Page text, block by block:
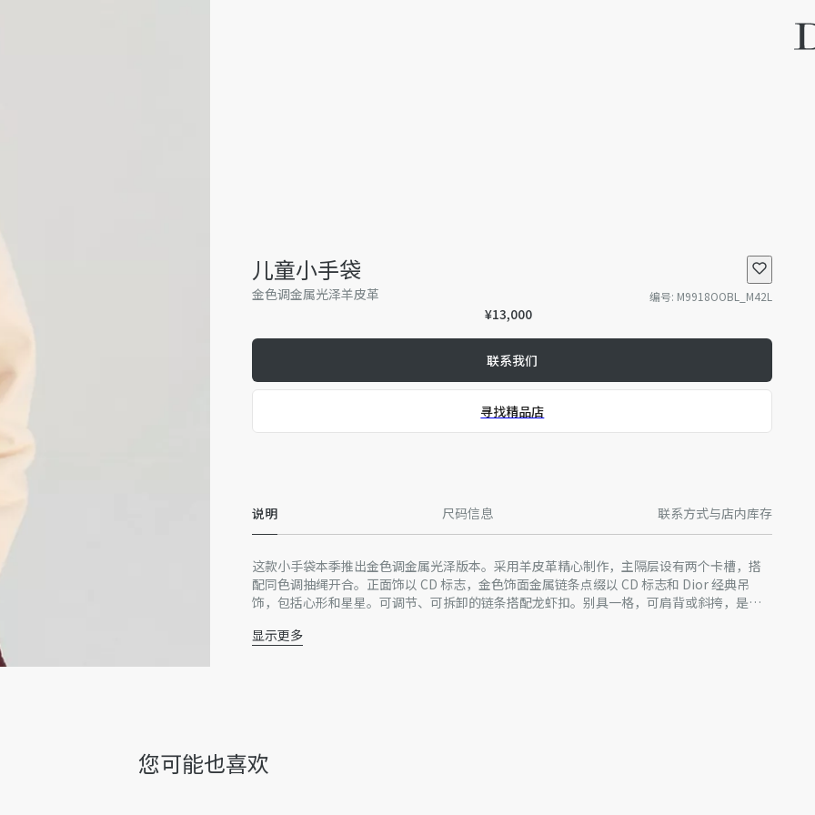
儿童小手袋
金色调金属光泽羊皮革 编号: M9918OOBL_M42L
¥13,000
联系我们
寻找精品店
说明 尺码信息 联系方式与店内库存
这款小手袋本季推出金色调金属光泽版本。采用羊皮革精心制作，主隔层设有两个卡槽，搭
配同色调抽绳开合。正面饰以 CD 标志，金色饰面金属链条点缀以 CD 标志和 Dior 经典吊
饰，包括心形和星星。可调节、可拆卸的链条搭配龙虾扣。别具一格，可肩背或斜挎，是女
正面金色饰面金属 CD 标志
显示更多
您可能也喜欢